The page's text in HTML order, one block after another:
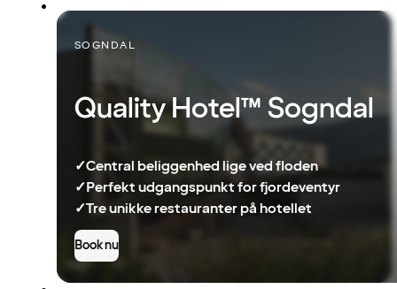
SOGNDAL
Quality Hotel™ Sogndal
✓Central beliggenhed lige ved floden
✓Perfekt udgangspunkt for fjordeventyr
✓Tre unikke restauranter på hotellet
Book nu